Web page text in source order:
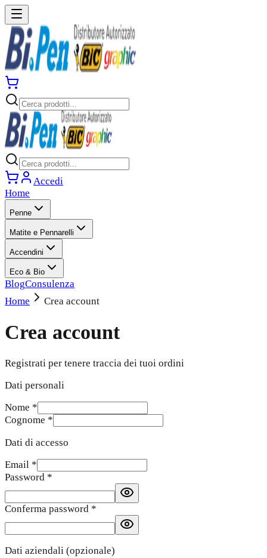
Accedi
Home
Penne
Matite e Pennarelli
Accendini
Eco & Bio
BlogConsulenza
Home
Crea account
Crea account
Registrati per tenere traccia dei tuoi ordini
Dati personali
Nome *
Cognome *
Dati di accesso
Email *
Password *
Conferma password *
Dati aziendali (opzionale)